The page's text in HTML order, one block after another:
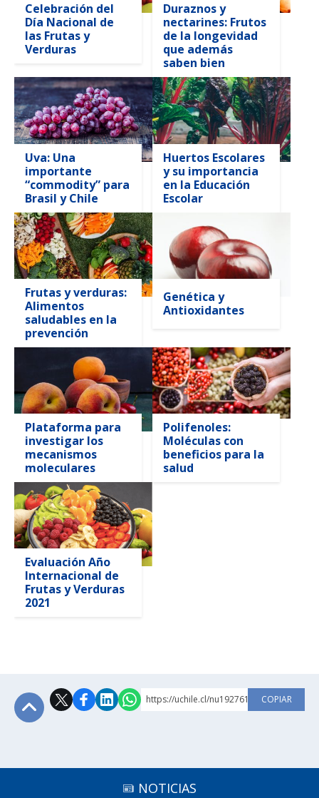
Celebración del
Día Nacional de
las Frutas y
Verduras
Duraznos y
nectarines: Frutos
de la longevidad
que además
saben bien
Uva: Una
importante
“commodity” para
Brasil y Chile
Huertos Escolares
y su importancia
en la Educación
Escolar
Frutas y verduras:
Alimentos
saludables en la
prevención
Genética y
Antioxidantes
Plataforma para
investigar los
mecanismos
moleculares
Polifenoles:
Moléculas con
beneficios para la
salud
Evaluación Año
Internacional de
Frutas y Verduras
2021
https://uchile.cl/nu192761 COPIAR
NOTICIAS